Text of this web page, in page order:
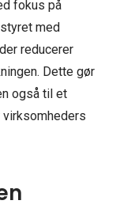
fokus på
med
reducerer
Dette gør
også til et